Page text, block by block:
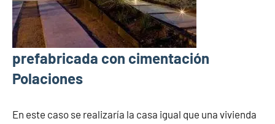
prefabricada con cimentación
Polaciones
En este caso se realizaría la casa igual que una vivienda